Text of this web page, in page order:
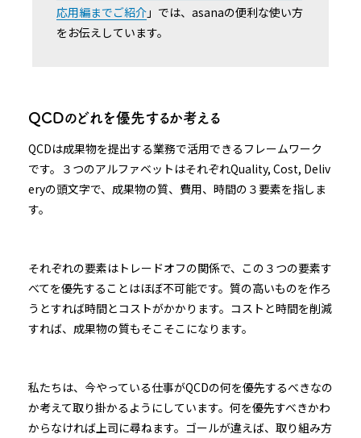
応用編までご紹介 」では、asanaの便利な使い方
をお伝えしています。
QCDのどれを優先するか考える
QCDは成果物を提出する業務で活用できるフレームワーク
です。３つのアルファベットはそれぞれQuality, Cost, Deliv
eryの頭文字で、成果物の質、費用、時間の３要素を指しま
す。
それぞれの要素はトレードオフの関係で、この３つの要素す
べてを優先することはほぼ不可能です。質の高いものを作ろ
うとすれば時間とコストがかかります。コストと時間を削減
すれば、成果物の質もそこそこになります。
私たちは、今やっている仕事がQCDの何を優先するべきなの
か考えて取り掛かるようにしています。何を優先すべきかわ
からなければ上司に尋ねます。ゴールが違えば、取り組み方